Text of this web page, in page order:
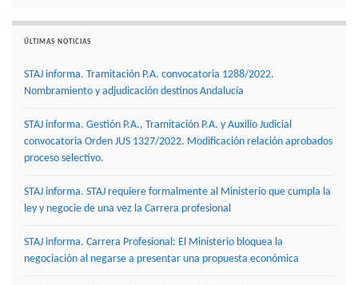
ÚLTIMAS NOTICIAS
STAJ informa. Tramitación P.A. convocatoria 1288/2022.
Nombramiento y adjudicación destinos Andalucía
STAJ informa. Gestión P.A., Tramitación P.A. y Auxilio Judicial
convocatoria Orden JUS 1327/2022. Modificación relación aprobados
proceso selectivo.
STAJ informa. STAJ requiere formalmente al Ministerio que cumpla la
ley y negocie de una vez la Carrera profesional
STAJ informa. Carrera Profesional: El Ministerio bloquea la
negociación al negarse a presentar una propuesta económica